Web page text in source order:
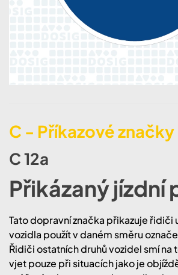
C - Příkazové značky
C 12a
Přikázaný jízdní
Tato dopravní značka přikazuje řidiči
vozidla použít v daném směru
Řidiči ostatních druhů vozidel smí na
vjet pouze při situacích jako je